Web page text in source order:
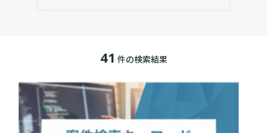
41 件の検索結果